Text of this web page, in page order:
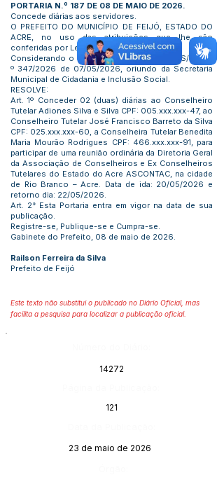
PORTARIA N.º 187 DE 08 DE MAIO DE 2026.
Concede diárias aos servidores.
O PREFEITO DO MUNICÍPIO DE FEIJÓ, ESTADO DO
ACRE, no uso das atribuições que lhe são
conferidas por Lei:
Considerando o teor do ofício PMF/SEMCIS/OF. N.
º 347/2026 de 07/05/2026, oriundo da Secretaria
Municipal de Cidadania e Inclusão Social.
RESOLVE:
Art. 1º Conceder 02 (duas) diárias ao Conselheiro
Tutelar Adiones Silva e Silva CPF: 005.xxx.xxx-47, ao
Conselheiro Tutelar José Francisco Barreto da Silva
CPF: 025.xxx.xxx-60, a Conselheira Tutelar Benedita
Maria Mourão Rodrigues CPF: 466.xxx.xxx-91, para
participar de uma reunião ordinária da Diretoria Geral
da Associação de Conselheiros e Ex Conselheiros
Tutelares do Estado do Acre ASCONTAC, na cidade
de Rio Branco – Acre. Data de ida: 20/05/2026 e
retorno dia: 22/05/2026.
Art. 2° Esta Portaria entra em vigor na data de sua
publicação.
Registre-se, Publique-se e Cumpra-se.
Gabinete do Prefeito, 08 de maio de 2026.
Railson Ferreira da Silva
Prefeito de Feijó
Este texto não substitui o publicado no Diário Oficial, mas
facilita a pesquisa para localizar a publicação oficial.
14272
121
23 de maio de 2026